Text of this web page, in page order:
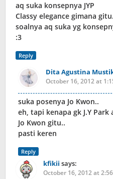
aq suka konsepnya JYP
Classy elegance gimana
soalnya aq suka yg
:3
Reply
Dita Agustina
October 16, 2012 at
suka posenya Jo Kwon..
eh, tapi kenapa gk J.Y
Jo Kwon gitu..
pasti keren
Reply
kfikii says:
October 16, 2012 at